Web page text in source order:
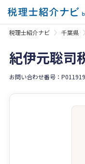
税理士紹介ナビ 千葉県
紀伊元聡司
お問い合わせ番号：P011919